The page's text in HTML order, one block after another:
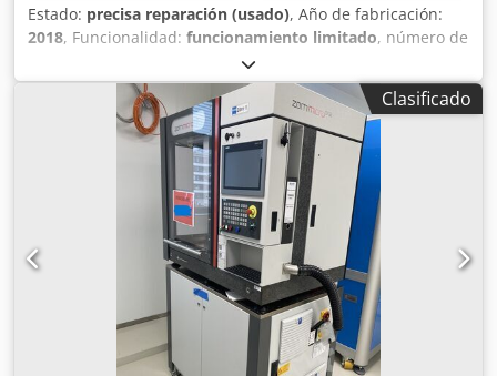
Estado: precisa reparación (usado), Año de fabricación:
2018, Funcionalidad: funcionamiento limitado, número de
, recorrido eje X:
recorrido del eje Y:100 mm, recorrido del eje Z:135 mm,
avance eje X:5 m/min, avance Eje Y:5 m/min, Avance eje
, velocidad del cabezal (máx.):125,000 rpm
velocidad del husillo (min.):10,500 rpm , altura total:
1,815 mm , longitud total: 2,339 mm
de corriente de entrada: trifásico , peso total: 1,500 kg
tensión de entrada:400 V, corriente de entrada:
Equipamiento:
documentación / manual
, La fresadora de
ultra precisión, en adelante denominada máquina, está
diseñada y fabricada para el mecanizado por arranque de
viruta de lentes intraoculares dentro de los límites físicos
especificados. Crodpfx Aijy Uuxqj Asf Interruptor de
seguridad de puerta defectuoso Faltan algunos botones
Clasificado